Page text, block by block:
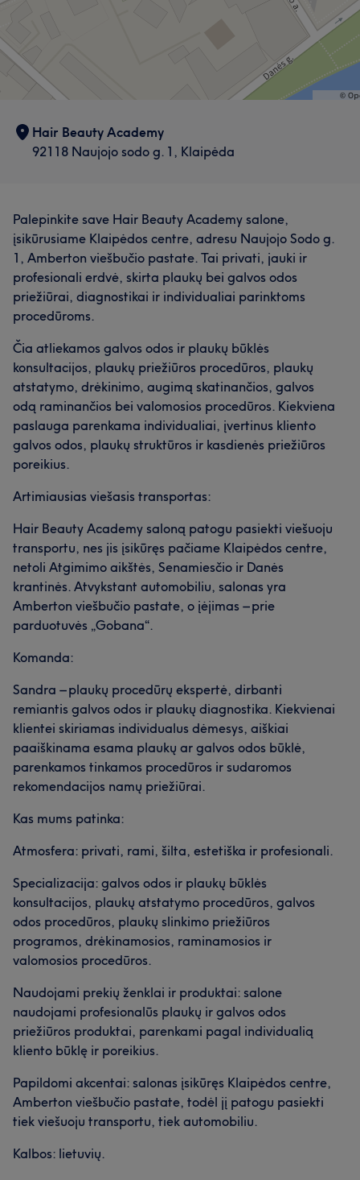
Darbų galerija
Mūsų klientų nuomonė apie darbuotoją: Sandra
Profesionalus 9 Išmanantis darbą 7
Hair Beauty Academy
92118 Naujojo sodo g. 1, Klaipėda
Palepinkite save Hair Beauty Academy salone,
įsikūrusiame Klaipėdos centre, adresu Naujojo Sodo g.
1, Amberton viešbučio pastate. Tai privati, jauki ir
profesionali erdvė, skirta plaukų bei galvos odos
priežiūrai, diagnostikai ir individualiai parinktoms
procedūroms.
Čia atliekamos galvos odos ir plaukų būklės
konsultacijos, plaukų priežiūros procedūros, plaukų
atstatymo, drėkinimo, augimą skatinančios, galvos
odą raminančios bei valomosios procedūros. Kiekviena
paslauga parenkama individualiai, įvertinus kliento
galvos odos, plaukų struktūros ir kasdienės priežiūros
poreikius.
Artimiausias viešasis transportas:
Hair Beauty Academy saloną patogu pasiekti viešuoju
transportu, nes jis įsikūręs pačiame Klaipėdos centre,
netoli Atgimimo aikštės, Senamiesčio ir Danės
krantinės. Atvykstant automobiliu, salonas yra
Amberton viešbučio pastate, o įėjimas – prie
parduotuvės „Gobana“.
Komanda:
Sandra – plaukų procedūrų ekspertė, dirbanti
remiantis galvos odos ir plaukų diagnostika. Kiekvienai
klientei skiriamas individualus dėmesys, aiškiai
paaiškinama esama plaukų ar galvos odos būklė,
parenkamos tinkamos procedūros ir sudaromos
rekomendacijos namų priežiūrai.
Kas mums patinka:
Atmosfera: privati, rami, šilta, estetiška ir profesionali.
Specializacija: galvos odos ir plaukų būklės
konsultacijos, plaukų atstatymo procedūros, galvos
odos procedūros, plaukų slinkimo priežiūros
programos, drėkinamosios, raminamosios ir
valomosios procedūros.
Naudojami prekių ženklai ir produktai: salone
naudojami profesionalūs plaukų ir galvos odos
priežiūros produktai, parenkami pagal individualią
kliento būklę ir poreikius.
Papildomi akcentai: salonas įsikūręs Klaipėdos centre,
Amberton viešbučio pastate, todėl jį patogu pasiekti
tiek viešuoju transportu, tiek automobiliu.
Kalbos: lietuvių.